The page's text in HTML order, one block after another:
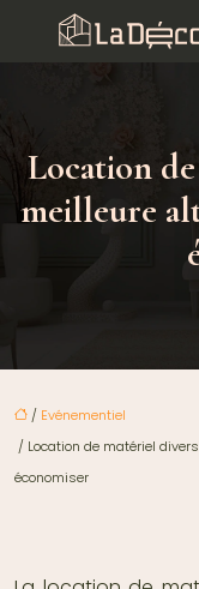
Location
meilleure
/ Evénementiel
/ Location de matériel
économiser